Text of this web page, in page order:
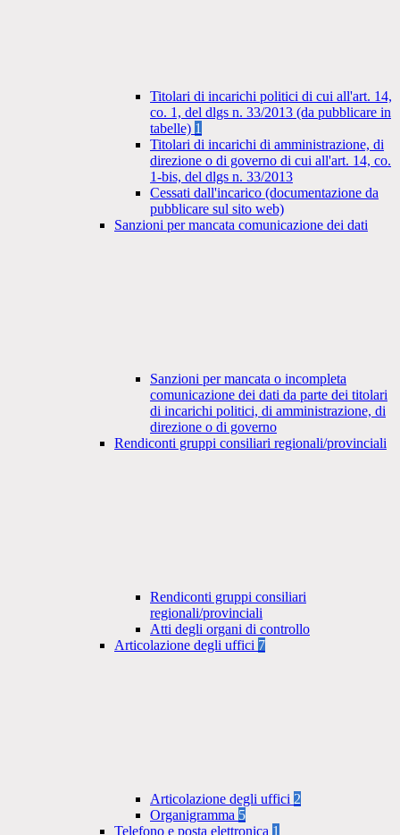
Titolari di incarichi politici di cui all'art. 14,
co. 1, del dlgs n. 33/2013 (da pubblicare in
tabelle) 1
Titolari di incarichi di amministrazione, di
direzione o di governo di cui all'art. 14, co.
1-bis, del dlgs n. 33/2013
Cessati dall'incarico (documentazione da
pubblicare sul sito web)
Sanzioni per mancata comunicazione dei dati
Sanzioni per mancata o incompleta
comunicazione dei dati da parte dei titolari
di incarichi politici, di amministrazione, di
direzione o di governo
Rendiconti gruppi consiliari regionali/provinciali
Rendiconti gruppi consiliari
regionali/provinciali
Atti degli organi di controllo
Articolazione degli uffici 7
Articolazione degli uffici 2
Organigramma 5
Telefono e posta elettronica 1